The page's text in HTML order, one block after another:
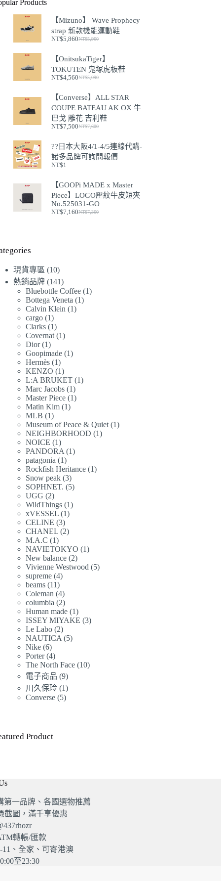
Products
【Mizuno】 Wave Prophecy
strap 新款機能運動鞋
NT$5,960
原
價
格：
NT$5,960。
NT$5,860
目
價
格：
NT$5,860。
【OnitsukaTiger】
TOKUTEN 鬼塚虎板鞋
NT$5,090
原
價
格：
NT$5,090。
NT$4,560
目
價
格：
NT$4,560。
【Converse】ALL STAR
COUPE BATEAU AK OX 牛
巴戈 雕花 吉利鞋
NT$7,600
原
價
格：
NT$7,500
目
價
格：
??日本大阪4/1-4/5連線代購-
諸多品牌可詢問報價
NT$1
【GOOPi MADE x Master
Piece】LOGO壓紋牛皮短夾
No.525031-GO
NT$7,360
原
NT$7,160
目
現貨專區 1010
個
產
品
熱銷品牌 141141
個
產
品
Bluebottle Coffee 11
Bottega Veneta 11
Calvin Klein 11
cargo 11
個
產
品
Clarks 11
個
產
品
Covernat 11
產
品
Dior 11
個
產
品
Goopimade 11
產
品
Hermès 11
個
產
品
KENZO 11
個
產
品
L:A BRUKET 11
Marc Jacobs 11
個
品
Master Piece 11
品
Matin Kim 11
產
MLB 11
個
產
品
Museum of Peace & Quiet 11
NEIGHBORHOOD 11
NOICE 11
個
產
品
PANDORA 11
產
品
patagonia 11
個
產
Rockfish Heritance 11
Snow peak 33
個
產
品
SOPHNET. 55
產
UGG 22
個
產
品
WildThings 11
xVESSEL 11
產
品
CELINE 33
個
產
品
CHANEL 22
產
品
M.A.C 11
個
產
品
NAVIETOKYO 11
產
New balance 22
個
Vivienne Westwood 55
supreme 44
產
品
beams 1111
個
產
品
Coleman 44
個
產
品
columbia 22
個
產
品
Human made 11
個
ISSEY MIYAKE 33
Le Labo 22
個
品
NAUTICA 55
Nike 66
個
產
品
Porter 44
個
產
品
The North Face 1010
電子商品 99
個
產
川久保玲 11
個
Converse 55
Product
第一品牌、各國選物推薦
截圖，滿千享優惠
轉帳/匯款
11、全家、可寄港澳
至23:30